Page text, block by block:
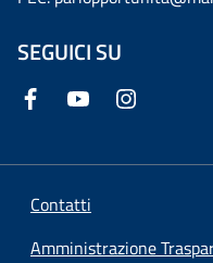
SEGUICI SU
Contatti
Amministrazione